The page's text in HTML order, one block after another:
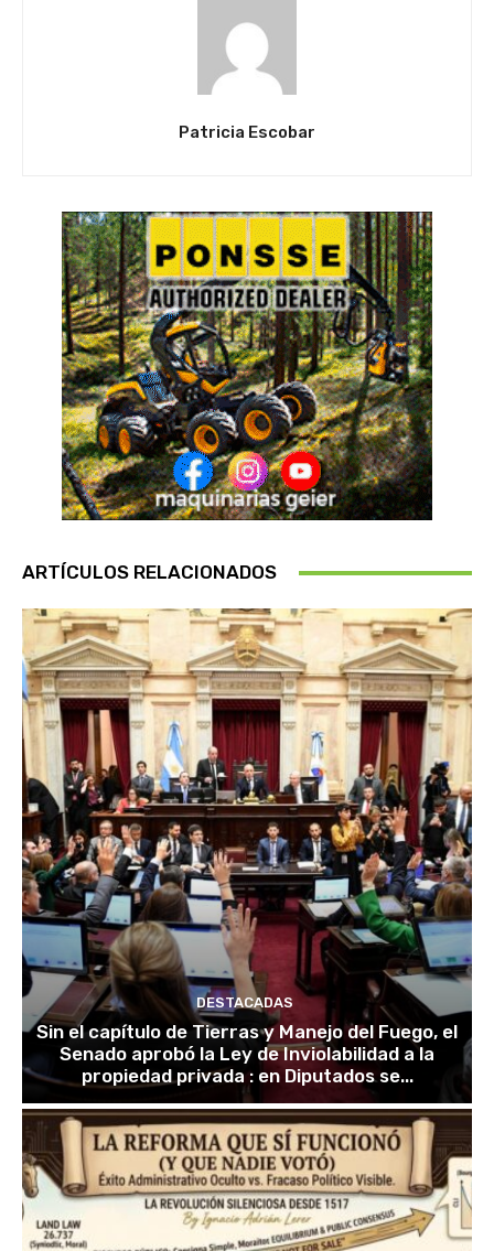
Patricia Escobar
ARTÍCULOS RELACIONADOS
DESTACADAS
Sin el capítulo de Tierras y Manejo del Fuego, el
Senado aprobó la Ley de Inviolabilidad a la
propiedad privada : en Diputados se...